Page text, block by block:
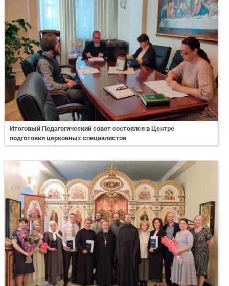
Итоговый Педагогический совет состоялся в Центре
подготовки церковных специалистов